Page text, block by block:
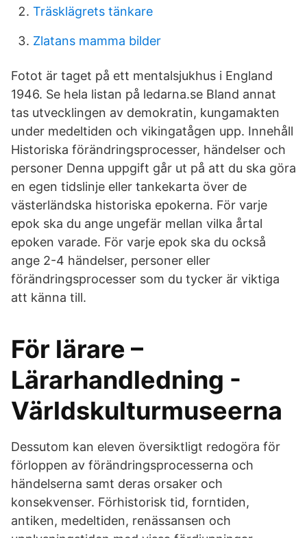
Träsklägrets tänkare
Zlatans mamma bilder
Fotot är taget på ett mentalsjukhus i England
1946. Se hela listan på ledarna.se Bland annat
tas utvecklingen av demokratin, kungamakten
under medeltiden och vikingatågen upp. Innehåll
Historiska förändringsprocesser, händelser och
personer Denna uppgift går ut på att du ska göra
en egen tidslinje eller tankekarta över de
västerländska historiska epokerna. För varje
epok ska du ange ungefär mellan vilka årtal
epoken varade. För varje epok ska du också
ange 2-4 händelser, personer eller
förändringsprocesser som du tycker är viktiga
att känna till.
För lärare –
Lärarhandledning -
Världskulturmuseerna
Dessutom kan eleven översiktligt redogöra för
förloppen av förändringsprocesserna och
händelserna samt deras orsaker och
konsekvenser. Förhistorisk tid, forntiden,
antiken, medeltiden, renässansen och